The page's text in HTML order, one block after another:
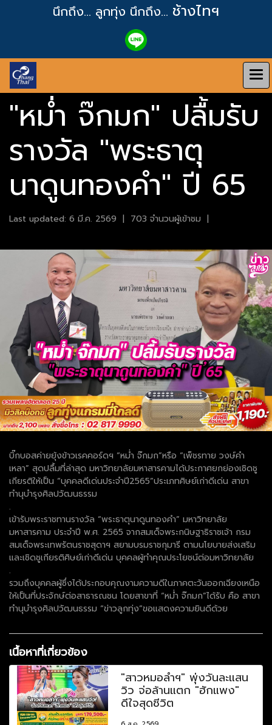
นึกถึง... ลูกทุ่ง นึกถึง... ช้างไทฯ
"หม่ำ จ๊กมก" ปลื้มรับ
รางวัล "พระธาตุ
นาดูนทองคำ" ปี 65
Last updated: 6 มี.ค. 2569 | 703 จำนวนผู้เข้าชม |
บิ๊กบอสค่ายยุ้งข้าวเรคคอร์ดฯ “หม่ำ จ๊กมก”หรือ “เพ็ชรทาย วงษ์คำ
เหลา” สุดปลื้มที่ล่าสุด มหาวิทยาลัยมหาสารคามได้ประกาศยกย่องเชิดชู
เกียรติให้เป็น “บุคคลดีเด่นประจำปี2565”ประเภทศิษย์เก่าดีเด่น สาขา
ทำนุบำรุงศิลปวัฒนธรรม
.
เข้ารับพระราชทานรางวัล “พระธาตุนาดูนทองคำ” มหาวิทยาลัย
มหาสารคาม ประจำปี พ.ศ. 2565 จากสมเด็จพระกนิษฐาธิราชเจ้า กรม
สมเด็จพระเทพรัตนราชสุดาฯ สยามบรมราชกุมารี ตามนโยบายส่งเสริม
และเชิดชูเกียรติศิษย์เก่าดีเด่น บุคคลผู้ทำคุณประโยชน์ต่อมหาวิทยาลัย
.
รวมถึงบุคคลผู้ซึ่งได้ประกอบคุณงามความดีในภาคตะวันออกเฉียงเหนือ
ให้เป็นที่ประจักษ์ต่อสาธารณชน โดยสาขาที่ “หม่ำ จ๊กมก”ได้รับ คือ สาขา
ทำนุบำรุงศิลปวัฒนธรรม “ข่าวลูกทุ่ง”ขอแสดงความยินดีด้วย
เนื้อหาที่เกี่ยวข้อง
"สาวหมอลำฯ" พุ่งวันละแสน
วิว จ่อล้านแตก "ฮักแพง"
ดีใจสุดชีวิต